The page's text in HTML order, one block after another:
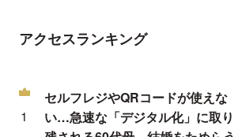
アクセスランキング
セルフレジやQRコードが使えな
い…急速な「デジタル化」に取り